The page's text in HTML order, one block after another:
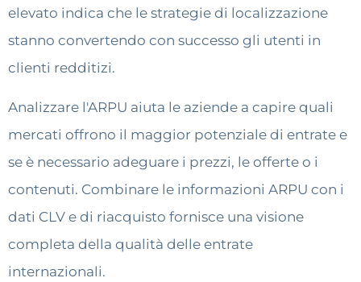
elevato indica che le strategie di localizzazione
stanno convertendo con successo gli utenti in
clienti redditizi.
Analizzare l'ARPU aiuta le aziende a capire quali
mercati offrono il maggior potenziale di entrate e
se è necessario adeguare i prezzi, le offerte o i
contenuti. Combinare le informazioni ARPU con i
dati CLV e di riacquisto fornisce una visione
completa della qualità delle entrate
internazionali.